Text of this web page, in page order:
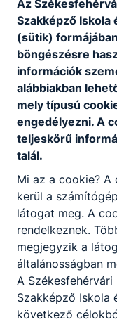
Ügyfélfogadási
-
2026. aug. 2.
Az
Szakképző Iskola
(sütik)
böngészésre
információk
alábbiakban
mely típusú
engedélyezni. A
teljeskörű
talál.
Mi az a cookie?
kerül a
látogat meg. A
rendelkeznek.
megjegyzik a
általánosságban
A Székesfehérvári
Szakképző Iskola
következő